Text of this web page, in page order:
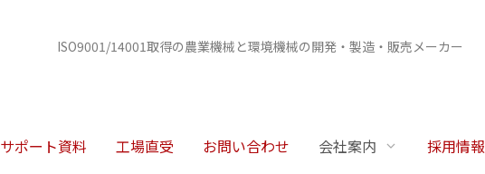
ISO9001/14001取得の農業機械と環境機械の開発・製造・販売メーカー
サポート資料 工場直受 お問い合わせ 会社案内 採用情報